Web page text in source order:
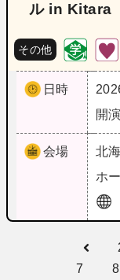
ル in Kitara
その他
日時
開
会場 北
ホ
7
8